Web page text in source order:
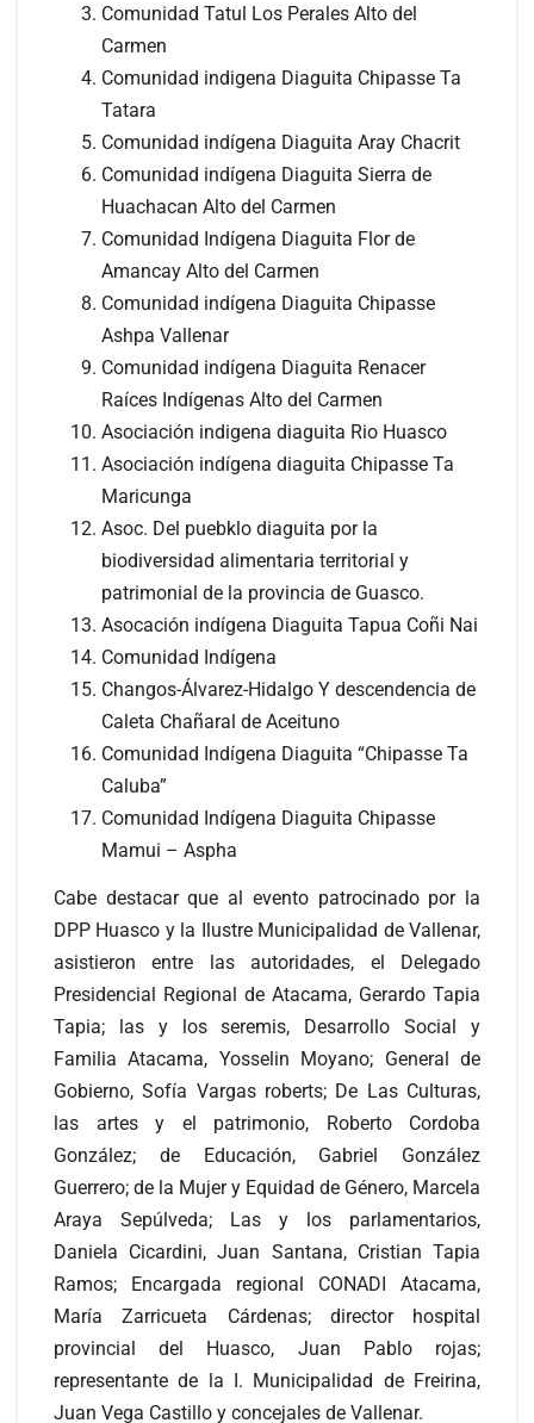
Comunidad Tatul Los Perales Alto del
Carmen
Comunidad indigena Diaguita Chipasse Ta
Tatara
Comunidad indígena Diaguita Aray Chacrit
Comunidad indígena Diaguita Sierra de
Huachacan Alto del Carmen
Comunidad Indígena Diaguita Flor de
Amancay Alto del Carmen
Comunidad indígena Diaguita Chipasse
Ashpa Vallenar
Comunidad indígena Diaguita Renacer
Raíces Indígenas Alto del Carmen
Asociación indigena diaguita Rio Huasco
Asociación indígena diaguita Chipasse Ta
Maricunga
Asoc. Del puebklo diaguita por la
biodiversidad alimentaria territorial y
patrimonial de la provincia de Guasco.
Asocación indígena Diaguita Tapua Coñi Nai
Comunidad Indígena
Changos-Álvarez-Hidalgo Y descendencia de
Caleta Chañaral de Aceituno
Comunidad Indígena Diaguita “Chipasse Ta
Caluba”
Comunidad Indígena Diaguita Chipasse
Mamui – Aspha
Cabe destacar que al evento patrocinado por la
DPP Huasco y la Ilustre Municipalidad de Vallenar,
asistieron entre las autoridades, el Delegado
Presidencial Regional de Atacama, Gerardo Tapia
Tapia; las y los seremis, Desarrollo Social y
Familia Atacama, Yosselin Moyano; General de
Gobierno, Sofía Vargas roberts; De Las Culturas,
las artes y el patrimonio, Roberto Cordoba
González; de Educación, Gabriel González
Guerrero; de la Mujer y Equidad de Género, Marcela
Araya Sepúlveda; Las y los parlamentarios,
Daniela Cicardini, Juan Santana, Cristian Tapia
Ramos; Encargada regional CONADI Atacama,
María Zarricueta Cárdenas; director hospital
provincial del Huasco, Juan Pablo rojas;
representante de la I. Municipalidad de Freirina,
Juan Vega Castillo y concejales de Vallenar.